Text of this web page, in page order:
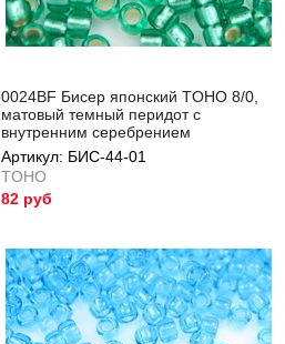
0024BF Бисер японский TOHO 8/0,
матовый темный перидот с
внутренним серебрением
Артикул: БИС-44-01
TOHO
82 руб